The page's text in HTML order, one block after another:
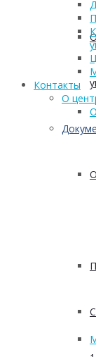
Контакты
О